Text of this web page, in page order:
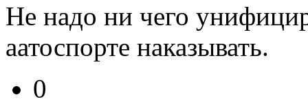
Не надо ни чего
аатоспорте наказывать.
0